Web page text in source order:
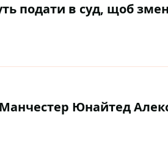
подати в суд, щоб
Юнайтед